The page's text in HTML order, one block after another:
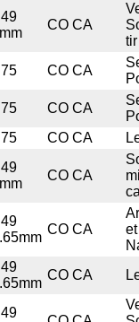
CO CA
tir
CO CA
CO CA
CO CA
CO CA
CO CA
et
CO CA